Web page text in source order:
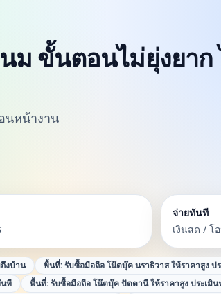
ขั้นตอนไม่ยุ่งยาก
นหน้างาน
จ่ายทันที
เงินสด / โ
งบ้าน พื้นที่:รับซื้อมือถือ โน๊ตบุ๊ค นราธิวาส ให้ราคาสูง ป
นที พื้นที่:รับซื้อมือถือ โน๊ตบุ๊ค ปัตตานี ให้ราคาสูง ประเมิ